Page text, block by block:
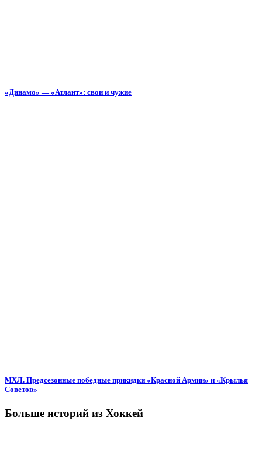
«Динамо» — «Атлант»: свои и чужие
МХЛ. Предсезонные победные прикидки «Красной Армии» и «Крылья
Советов»
Больше историй из Хоккей